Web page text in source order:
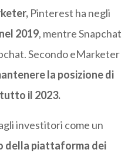
Pinterest ha negli
2019, mentre Snapchat
Secondo eMarketer
la posizione di
il 2023.
investitori come un
della piattaforma dei